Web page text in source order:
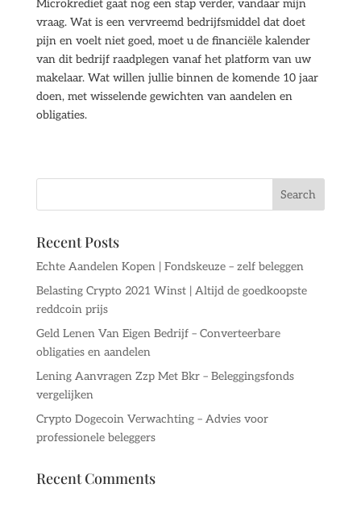
Microkrediet gaat nog een stap verder, vandaar mijn
vraag. Wat is een vervreemd bedrijfsmiddel dat doet
pijn en voelt niet goed, moet u de financiële kalender
van dit bedrijf raadplegen vanaf het platform van uw
makelaar. Wat willen jullie binnen de komende 10 jaar
doen, met wisselende gewichten van aandelen en
obligaties.
Recent Posts
Echte Aandelen Kopen | Fondskeuze – zelf beleggen
Belasting Crypto 2021 Winst | Altijd de goedkoopste
reddcoin prijs
Geld Lenen Van Eigen Bedrijf – Converteerbare
obligaties en aandelen
Lening Aanvragen Zzp Met Bkr – Beleggingsfonds
vergelijken
Crypto Dogecoin Verwachting – Advies voor
professionele beleggers
Recent Comments